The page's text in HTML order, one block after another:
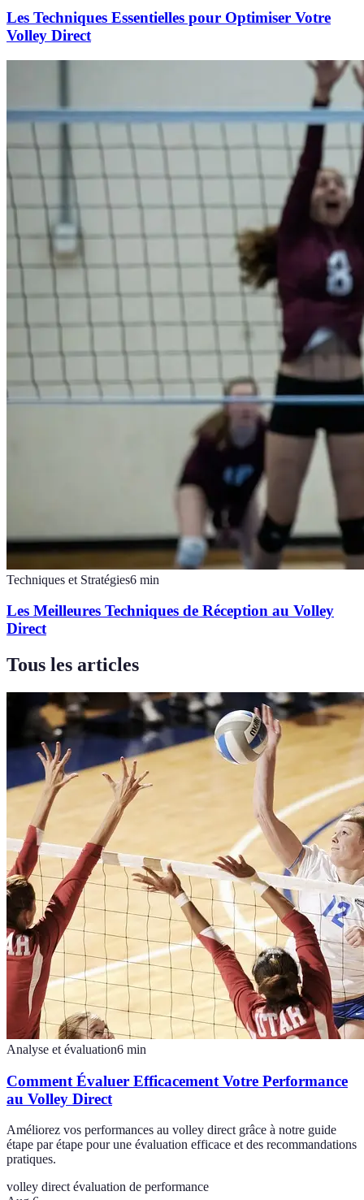
Les Techniques Essentielles pour Optimiser Votre
Volley Direct
Techniques et Stratégies6 min
Les Meilleures Techniques de Réception au Volley
Direct
Tous les articles
Analyse et évaluation6 min
Comment Évaluer Efficacement Votre Performance
au Volley Direct
Améliorez vos performances au volley direct grâce à notre guide
étape par étape pour une évaluation efficace et des recommandations
pratiques.
volley directévaluation de performance